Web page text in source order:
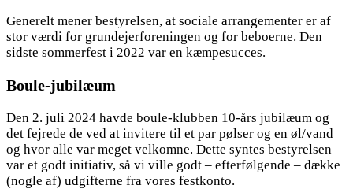
Generelt mener bestyrelsen, at sociale arrangementer er af
stor værdi for grundejerforeningen og for beboerne. Den
sidste sommerfest i 2022 var en kæmpesucces.
Boule-jubilæum
Den 2. juli 2024 havde boule-klubben 10-års jubilæum og
det fejrede de ved at invitere til et par pølser og en øl/vand
og hvor alle var meget velkomne. Dette syntes bestyrelsen
var et godt initiativ, så vi ville godt – efterfølgende – dække
(nogle af) udgifterne fra vores festkonto.